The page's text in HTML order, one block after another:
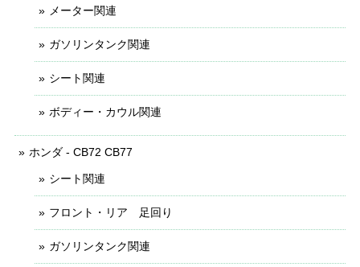
メーター関連
ガソリンタンク関連
シート関連
ボディー・カウル関連
ホンダ - CB72 CB77
シート関連
フロント・リア 足回り
ガソリンタンク関連